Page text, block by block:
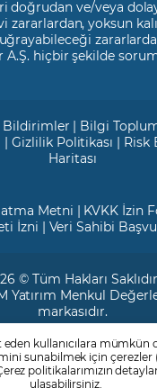
doğrudan ve/veya
zararlardan, yoksun
A.Ş. hiçbir şekilde
Bildirimler | Bilgi
|Gizlilik Politikası | Risk
Haritası
Metni | KVKK İzin
İzni | Veri Sahibi
© Tüm Hakları
Yatırım Menkul
markasıdır.
Ticari Sicil No: 799649
V.D. : 3890707820
No:
kullanıcılara mümkün
sunabilmek için çerezler
politikalarımızın
ulaşabilirsiniz.